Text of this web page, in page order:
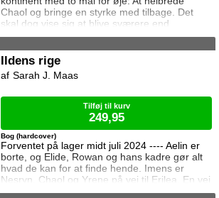
Chaol og bringe en styrke med tilbage. Det
skal dog vise sig at blive sværere end
forventet, for khaganen, det sydlige kontinents
træffe en beslutning her og nu. Da en healer
bliver myrdet under mystiske omstændigheder,
frygter Chaol og Nesryn at Valkerne er fulgt
Ildens rige
Forventet på lager midt juli 2024 ---- Aelin er
borte, og Elide, Rowan og hans kadre gør alt
hvad de kan for at finde hende. Imens er
Nesryn, Chaol og Yrene på vej til Erilea. En vej
der fører dem forbi Chaols barndomshjem
Bog (hardcover)
Sarah J. Maas
Tilføj til kurv
249,95